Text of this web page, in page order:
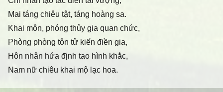
Mai táng chiêu tật, táng hoàng sa.
Khai môn, phóng thủy gia quan chức,
Phòng phòng tôn tử kiến điền gia,
Hôn nhân hứa định tao hình khắc,
Nam nữ chiêu khai mộ lạc hoa.